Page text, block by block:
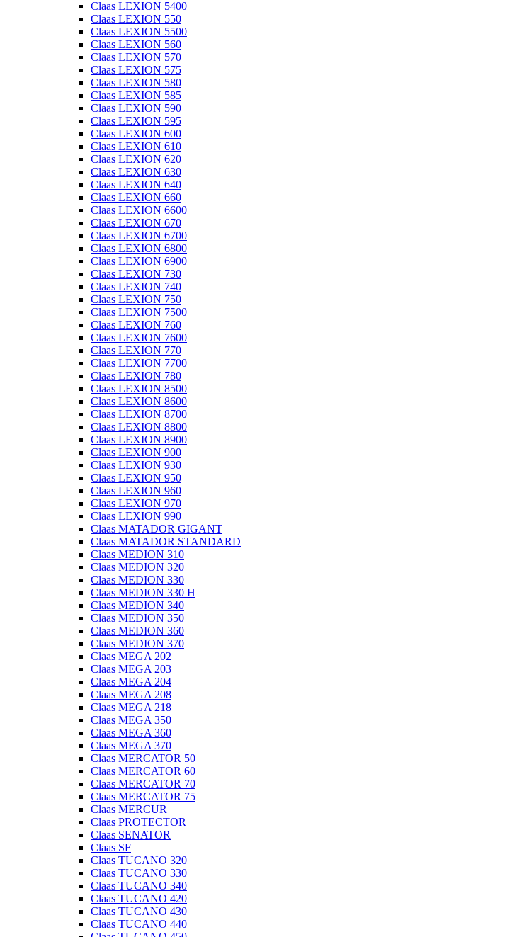
Claas LEXION 5400
Claas LEXION 550
Claas LEXION 5500
Claas LEXION 560
Claas LEXION 570
Claas LEXION 575
Claas LEXION 580
Claas LEXION 585
Claas LEXION 590
Claas LEXION 595
Claas LEXION 600
Claas LEXION 610
Claas LEXION 620
Claas LEXION 630
Claas LEXION 640
Claas LEXION 660
Claas LEXION 6600
Claas LEXION 670
Claas LEXION 6700
Claas LEXION 6800
Claas LEXION 6900
Claas LEXION 730
Claas LEXION 740
Claas LEXION 750
Claas LEXION 7500
Claas LEXION 760
Claas LEXION 7600
Claas LEXION 770
Claas LEXION 7700
Claas LEXION 780
Claas LEXION 8500
Claas LEXION 8600
Claas LEXION 8700
Claas LEXION 8800
Claas LEXION 8900
Claas LEXION 900
Claas LEXION 930
Claas LEXION 950
Claas LEXION 960
Claas LEXION 970
Claas LEXION 990
Claas MATADOR GIGANT
Claas MATADOR STANDARD
Claas MEDION 310
Claas MEDION 320
Claas MEDION 330
Claas MEDION 330 H
Claas MEDION 340
Claas MEDION 350
Claas MEDION 360
Claas MEDION 370
Claas MEGA 202
Claas MEGA 203
Claas MEGA 204
Claas MEGA 208
Claas MEGA 218
Claas MEGA 350
Claas MEGA 360
Claas MEGA 370
Claas MERCATOR 50
Claas MERCATOR 60
Claas MERCATOR 70
Claas MERCATOR 75
Claas MERCUR
Claas PROTECTOR
Claas SENATOR
Claas SF
Claas TUCANO 320
Claas TUCANO 330
Claas TUCANO 340
Claas TUCANO 420
Claas TUCANO 430
Claas TUCANO 440